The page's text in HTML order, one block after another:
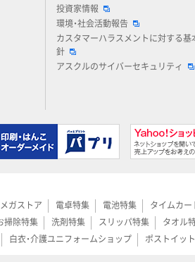
投資家情報
環境・社会活動報告
カスタマーハラスメントに対する基
針
アスクルのサイバーセキュリティ
メガストア 電卓特集 電池特集 タイムカー
掃除特集 洗剤特集 スリッパ特集 タオル
白衣・介護ユニフォームショップ ポストイッ